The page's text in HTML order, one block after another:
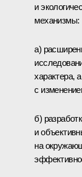
и
механизмы:
а)
характера,
с
б)
и
на